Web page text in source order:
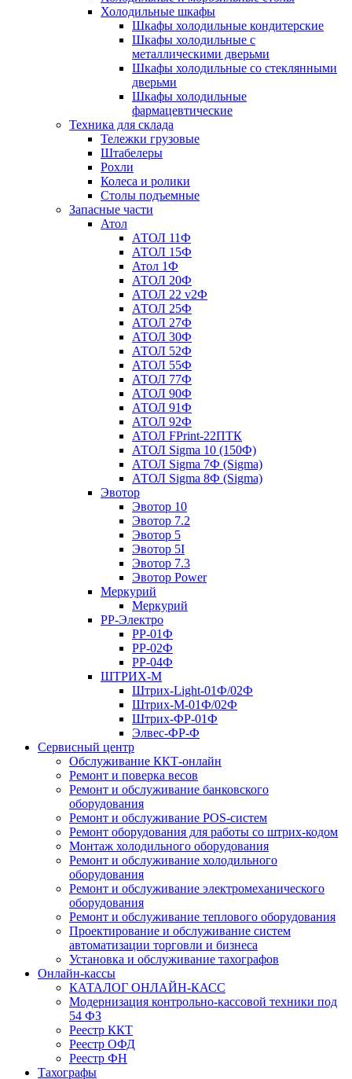
Холодильные шкафы
Шкафы холодильные кондитерские
Шкафы холодильные с
металлическими дверьми
Шкафы холодильные со стеклянными
дверьми
Шкафы холодильные
фармацевтические
Техника для склада
Тележки грузовые
Штабелеры
Рохли
Колеса и ролики
Столы подъемные
Запасные части
Атол
АТОЛ 11Ф
АТОЛ 15Ф
Атол 1Ф
АТОЛ 20Ф
АТОЛ 22 v2Ф
АТОЛ 25Ф
АТОЛ 27Ф
АТОЛ 30Ф
АТОЛ 52Ф
АТОЛ 55Ф
АТОЛ 77Ф
АТОЛ 90Ф
АТОЛ 91Ф
АТОЛ 92Ф
АТОЛ FPrint-22ПТК
АТОЛ Sigma 10 (150Ф)
АТОЛ Sigma 7Ф (Sigma)
АТОЛ Sigma 8Ф (Sigma)
Эвотор
Эвотор 10
Эвотор 7.2
Эвотор 5
Эвотор 5I
Эвотор 7.3
Эвотор Power
Меркурий
Меркурий
РР-Электро
РР-01Ф
РР-02Ф
РР-04Ф
ШТРИХ-М
Штрих-Light-01Ф/02Ф
Штрих-М-01Ф/02Ф
Штрих-ФР-01Ф
Элвес-ФР-Ф
Сервисный центр
Обслуживание ККТ-онлайн
Ремонт и поверка весов
Ремонт и обслуживание банковского
оборудования
Ремонт и обслуживание POS-систем
Ремонт оборудования для работы со штрих-кодом
Монтаж холодильного оборудования
Ремонт и обслуживание холодильного
оборудования
Ремонт и обслуживание электромеханического
оборудования
Ремонт и обслуживание теплового оборудования
Проектирование и обслуживание систем
автоматизации торговли и бизнеса
Установка и обслуживание тахографов
Онлайн-кассы
КАТАЛОГ ОНЛАЙН-КАСС
Модернизация контрольно-кассовой техники под
54 ФЗ
Реестр ККТ
Реестр ОФД
Реестр ФН
Тахографы